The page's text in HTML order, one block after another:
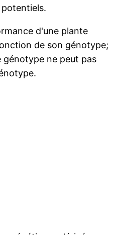
d'une plante
de son génotype;
génotype ne peut pas